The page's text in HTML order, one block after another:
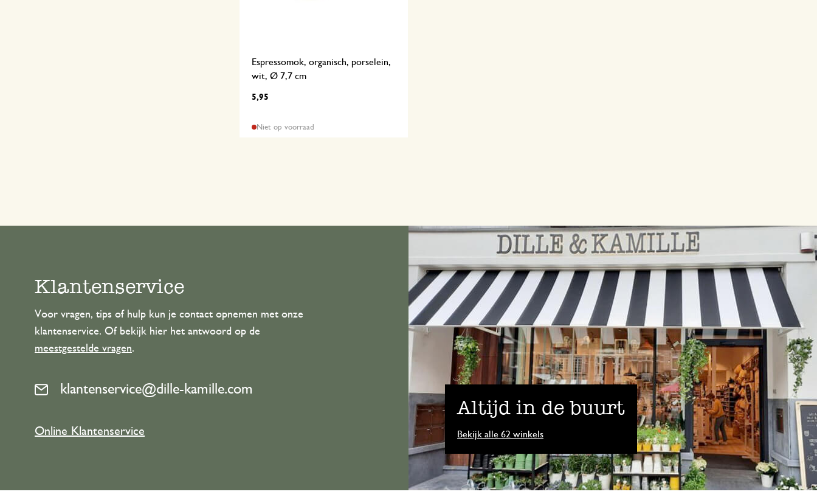
Espressomok, organisch, porselein,
wit, Ø 7,7 cm
5,95
Niet op voorraad
Altijd in de buurt
Bekijk alle 62 winkels
Klantenservice
Voor vragen, tips of hulp kun je contact opnemen met onze
klantenservice. Of bekijk hier het antwoord op de
meestgestelde vragen.
klantenservice@dille-kamille.com
Online Klantenservice